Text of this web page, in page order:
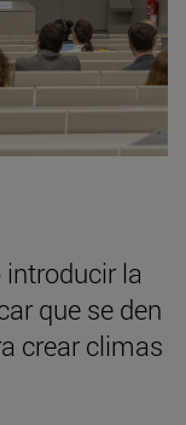
introducir la
que se den
crear climas